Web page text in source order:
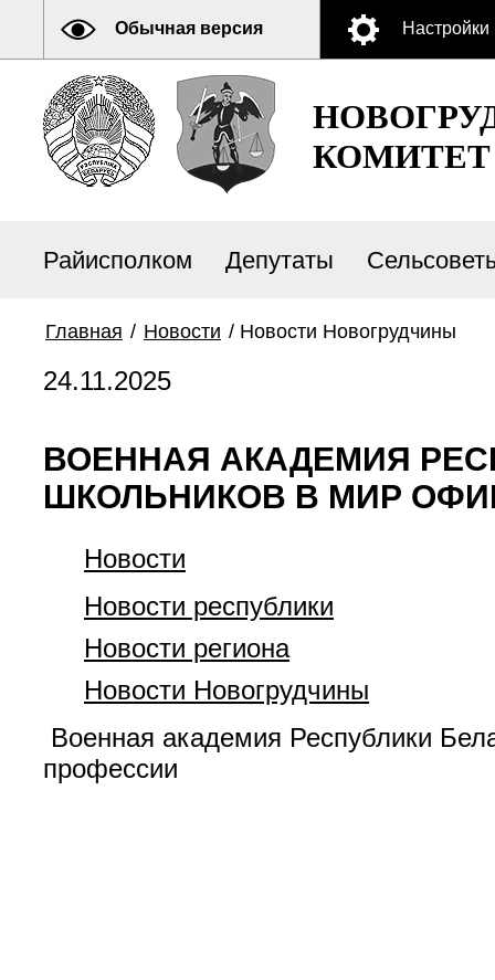
Обычная версия Настройки
КОМИТЕТ
Райисполком Депутаты
Главная / Новости / Новости Новогрудчины
24.11.2025
ВОЕННАЯ АКАДЕМИЯ
ШКОЛЬНИКОВ В МИР
Новости
Новости республики
Новости региона
Новости Новогрудчины
Военная академия Республики
профессии